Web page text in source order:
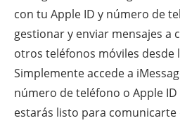
con tu Apple ID y número de
gestionar y enviar mensajes a
otros teléfonos móviles desde
Simplemente accede a
número de teléfono o Apple
estarás listo para comunicarte